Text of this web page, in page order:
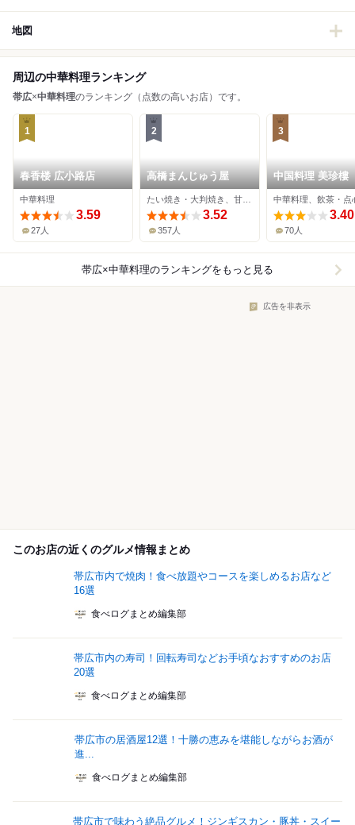
地図
周辺の中華料理ランキング
帯広×中華料理のランキング（点数の高いお店）です。
1
春香楼 広小路店
中華料理
3.59
27人
2
高橋まんじゅう屋
3.52
357人
3
中国料理 美珍樓
3.40
70人
帯広×中華料理のランキングをもっと見る
広告を非表示
このお店の近くのグルメ情報まとめ
帯広市内で焼肉！食べ放題やコースを楽しめるお店など
16選
食べログまとめ編集部
帯広市内の寿司！回転寿司などお手頃なおすすめのお店
20選
食べログまとめ編集部
帯広市の居酒屋12選！十勝の恵みを堪能しながらお酒が
進...
食べログまとめ編集部
帯広市で味わう絶品グルメ！ジンギスカン・豚丼・スイー